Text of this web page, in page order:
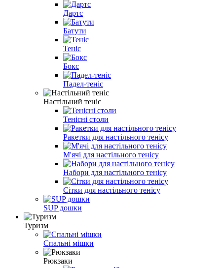
Дартс
Батути
Теніс
Бокс
Падел-теніс
Настільний теніс
Тенісні столи
Ракетки для настільного тенісу
М'ячі для настільного тенісу
Набори для настільного тенісу
Сітки для настільного тенісу
SUP дошки
Туризм
Спальні мішки
Рюкзаки